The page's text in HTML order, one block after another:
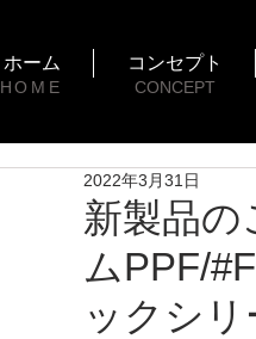
ホーム コンセプト
HOME CONCEPT
新製品
ムPPF/
ックシ
2022年3月31日